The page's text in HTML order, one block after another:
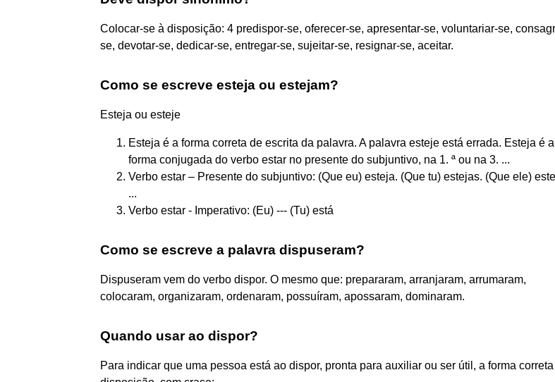
Colocar-se à disposição: 4 predispor-se, oferecer-se, apresentar-se, voluntariar-se,
se, devotar-se, dedicar-se, entregar-se, sujeitar-se, resignar-se, aceitar.
Como se escreve esteja ou estejam?
Esteja ou esteje
Esteja é a forma correta de escrita da palavra. A palavra esteje está errada. Esteja é a
forma conjugada do verbo estar no presente do subjuntivo, na 1. ª ou na 3. ...
Verbo estar – Presente do subjuntivo: (Que eu) esteja. (Que tu) estejas. (Que ele)
...
Verbo estar - Imperativo: (Eu) --- (Tu) está
Como se escreve a palavra dispuseram?
Dispuseram vem do verbo dispor. O mesmo que: prepararam, arranjaram, arrumaram,
colocaram, organizaram, ordenaram, possuíram, apossaram, dominaram.
Quando usar ao dispor?
Para indicar que uma pessoa está ao dispor, pronta para auxiliar ou ser útil, a forma correta